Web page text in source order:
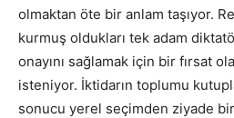
olmaktan öte bir anlam taşıyor.
kurmuş oldukları tek adam
onayını sağlamak için bir fırsat
isteniyor. İktidarın toplumu
sonucu yerel seçimden ziyade